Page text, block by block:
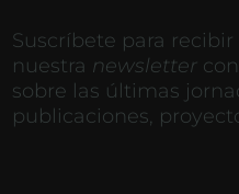
Suscríbete para
nuestra newsletter
sobre las últimas
publicaciones,